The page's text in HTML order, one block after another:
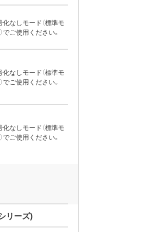
化なしモード（標準モ
でご使用ください。
化なしモード（標準モ
でご使用ください。
化なしモード（標準モ
でご使用ください。
リーズ)